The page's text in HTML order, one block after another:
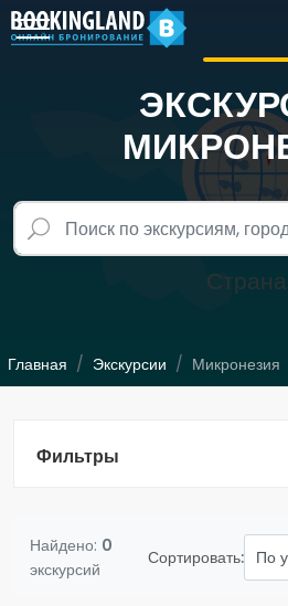
Главная Экскурсии Микронезия
Фильтры
Найдено: 0
экскурсий
Сортировать: